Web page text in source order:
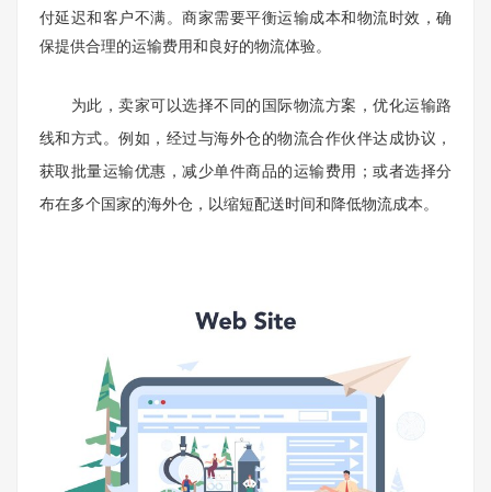
付延迟和客户不满。商家需要平衡运输成本和物流时效，确
保提供合理的运输费用和良好的物流体验。
为此，卖家可以选择不同的国际物流方案，优化运输路
线和方式。例如，经过与海外仓的物流合作伙伴达成协议，
获取批量运输优惠，减少单件商品的运输费用；或者选择分
布在多个国家的海外仓，以缩短配送时间和降低物流成本。